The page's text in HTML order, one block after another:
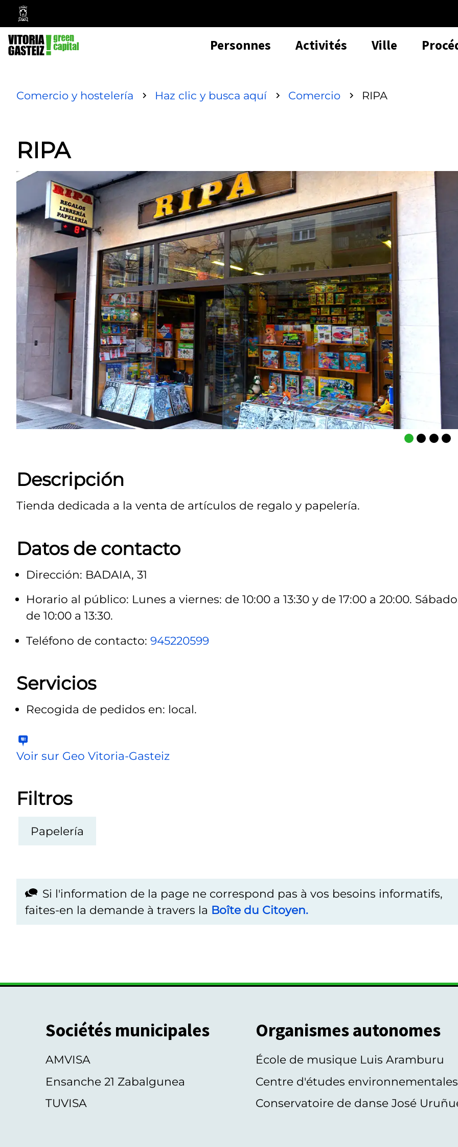
Mairie
de
Vitoria-
Gasteiz
Personnes Activités Ville
Comercio y hostelería Haz clic y busca aquí Comercio RIPA
RIPA
Descripción
Tienda dedicada a la venta de artículos de regalo y papelería.
Datos de contacto
Dirección: BADAIA, 31
Horario al público: Lunes a viernes: de 10:00 a 13:30 y de 17:00 a 20:00.
de 10:00 a 13:30.
Teléfono de contacto: 945220599
Servicios
Recogida de pedidos en: local.
Voir sur Geo Vitoria-Gasteiz
Filtros
Papelería
Si l'information de la page ne correspond pas à vos besoins informatifs,
faites-en la demande à travers la Boîte du Citoyen.
Sociétés municipales
AMVISA
Ensanche 21 Zabalgunea
TUVISA
Organismes autonomes
École de musique Luis Aramburu
Centre d'études environnementales
Conservatoire de danse José